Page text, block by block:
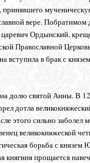
принявшего
вере. Побратимом
Ордынский,
Православной
вступила в брак с
долю святой Анны. В
дотла
этого сильно заболел
великокняжеской
борьба с
княгиня прощается